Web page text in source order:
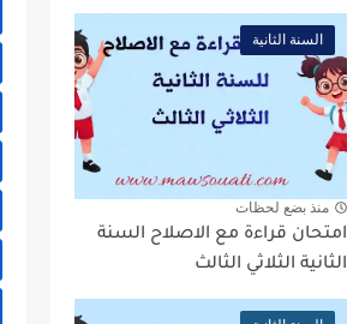
السنة الثانية
منذ بضع لحظات
امتحان قراءة مع الاصلاح السنة
الثانية الثلاثي الثالث